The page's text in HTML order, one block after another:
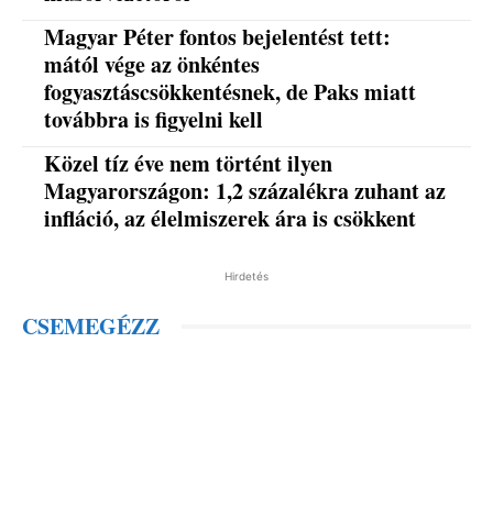
Magyar Péter fontos bejelentést tett:
mától vége az önkéntes
fogyasztáscsökkentésnek, de Paks miatt
továbbra is figyelni kell
Közel tíz éve nem történt ilyen
Magyarországon: 1,2 százalékra zuhant az
infláció, az élelmiszerek ára is csökkent
Hirdetés
CSEMEGÉZZ